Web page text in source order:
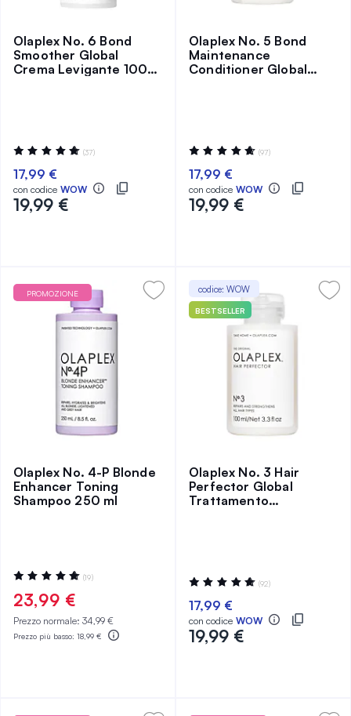
Olaplex No. 6 Bond
Smoother Global
Crema Levigante 100
Valutazione:
97%
(37)
17,99 €
con codice WOW
19,99 €
Olaplex No. 5 Bond
Maintenance
Conditioner Global
Valutazione:
95%
(97)
17,99 €
con codice WOW
19,99 €
PROMOZIONE
Olaplex No. 4-P Blonde
Enhancer Toning
Shampoo 250 ml
Valutazione:
98%
(19)
23,99 €
Prezzo normale: 34,99 €
Prezzo più basso: 18,99 €
codice: WOW
BESTSELLER
Olaplex No. 3 Hair
Perfector Global
Trattamento
Valutazione:
96%
(92)
17,99 €
con codice WOW
19,99 €